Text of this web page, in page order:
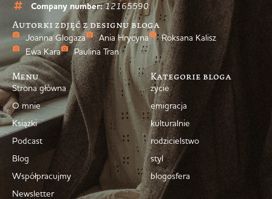
Company number: 12165590
Autorki zdjęć z designu bloga
Joanna Glogaza Ania Hrycyna
Roksana Kalisz
Ewa Kara
Paulina Tran
Menu
Strona główna
O mnie
Książki
Podcast
Blog
Współpracujmy
Newsletter
Kategorie bloga
życie
emigracja
kulturalnie
rodzicielstwo
styl
blogosfera